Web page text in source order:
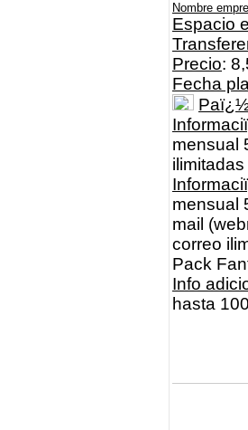
Nombre
Espacio
Precio:
Fecha
mensual
mensual
mail
correo
Pack
Info
hasta